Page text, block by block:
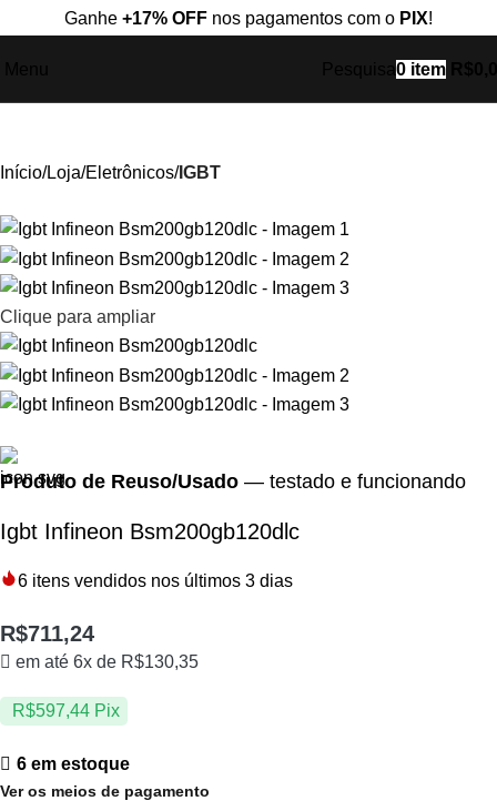
Ganhe +17% OFF nos pagamentos com o PIX!
0 item
Início Loja Eletrônicos IGBT
Clique para ampliar
Produto de Reuso/Usado — testado e funcionando
Igbt Infineon Bsm200gb120dlc
6 itens vendidos nos últimos 3 dias
R$711,24
em até 6x de R$130,35
R$597,44 Pix
6 em estoque
Ver os meios de pagamento